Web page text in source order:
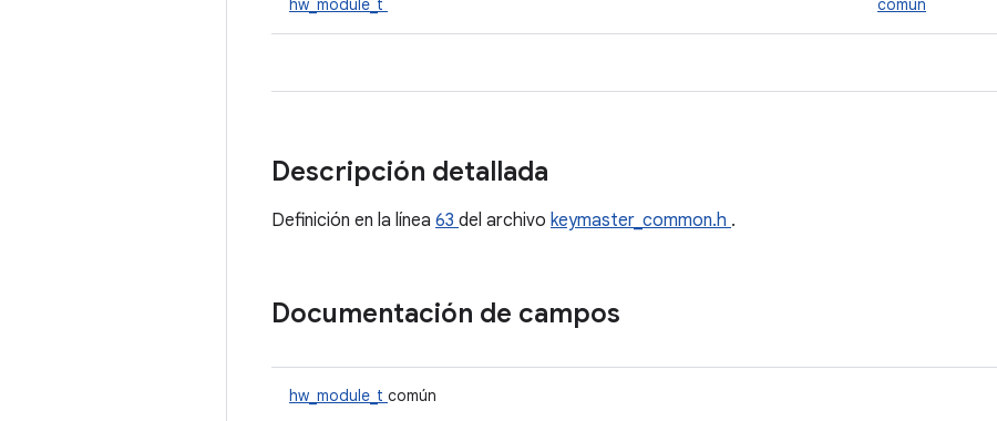
hw_module_t común
Descripción detallada
Definición en la línea 63 del archivo keymaster_common.h .
Documentación de campos
hw_module_t común